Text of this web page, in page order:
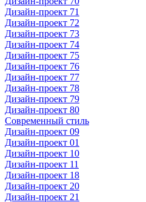
Дизайн-проект 71
Дизайн-проект 72
Дизайн-проект 73
Дизайн-проект 74
Дизайн-проект 75
Дизайн-проект 76
Дизайн-проект 77
Дизайн-проект 78
Дизайн-проект 79
Дизайн-проект 80
Современный стиль
Дизайн-проект 09
Дизайн-проект 01
Дизайн-проект 10
Дизайн-проект 11
Дизайн-проект 18
Дизайн-проект 20
Дизайн-проект 21